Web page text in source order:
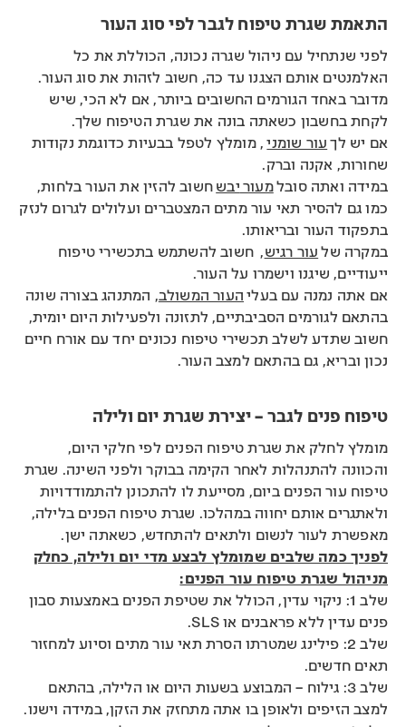
התאמת שגרת טיפוח לגבר לפי סוג העור
לפני שנתחיל עם ניהול שגרה נכונה, הכוללת את כל
האלמנטים אותם הצגנו עד כה, חשוב לזהות את סוג העור.
מדובר באחד הגורמים החשובים ביותר, אם לא הכי, שיש
לקחת בחשבון כשאתה בונה את שגרת הטיפוח שלך.
אם יש לך עור שומני, מומלץ לטפל בבעיות כדוגמת נקודות
שחורות, אקנה וברק.
במידה ואתה סובלמעור יבש חשוב להזין את העור בלחות,
כמו גם להסיר תאי עור מתים המצטברים ועלולים לגרום לנזק
בתפקוד העור ובריאותו.
במקרה של עור רגיש, חשוב להשתמש בתכשירי טיפוח
ייעודיים, שיגנו וישמרו על העור.
אם אתה נמנה עם בעלי העור המשולב, המתנהג בצורה שונה
בהתאם לגורמים הסביבתיים, לתזונה ולפעילות היום יומית,
חשוב שתדע לשלב תכשירי טיפוח נכונים יחד עם אורח חיים
נכון ובריא, גם בהתאם למצב העור.
טיפוח פנים לגבר – יצירת שגרת יום ולילה
מומלץ לחלק את שגרת טיפוח הפנים לפי חלקי היום,
והכוונה להתנהלות לאחר הקימה בבוקר ולפני השינה. שגרת
טיפוח עור הפנים ביום, מסייעת לו להתכונן להתמודדויות
ולאתגרים אותם יחווה במהלכו. שגרת טיפוח הפנים בלילה,
מאפשרת לעור לנשום ולתאים להתחדש, כשאתה ישן.
לפניך כמה שלבים שמומלץ לבצע מדי יום ולילה, כחלק
מניהול שגרת טיפוח עור הפנים:
שלב 1: ניקוי עדין, הכולל את שטיפת הפנים באמצעות סבון
פנים עדין ללא פראבנים או SLS.
שלב 2: פילינג שמטרתו הסרת תאי עור מתים וסיוע למחזור
תאים חדשים.
שלב 3: גילוח – המבוצע בשעות היום או הלילה, בהתאם
למצב הזיפים ולאופן בו אתה מתחזק את הזקן, במידה וישנו.